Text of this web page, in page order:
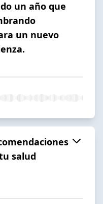
un año que
un nuevo
salud